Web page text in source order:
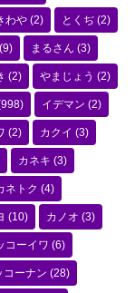
わや (2) とくぢ (2)
(9) まるさん (3)
(2) やまじょう (2)
イデマン (2)
(2) カクイ (3)
カネキ (3)
ネトク (4)
(10) カノオ (3)
コーイワ (6)
コーナン (28)